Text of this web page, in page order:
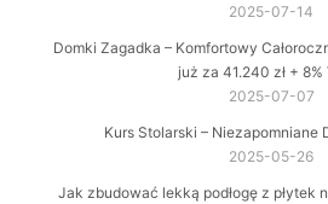
2025-07-14
Domki Zagadka – Komfortowy
już za 41.240 zł + 8%
2025-07-07
Kurs Stolarski – Niezapomniane
2025-05-26
Jak zbudować lekką podłogę z płytek